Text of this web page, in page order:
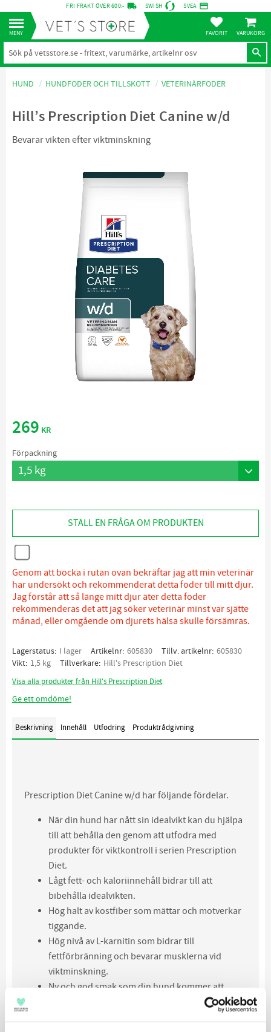
Meny
FRI FRAKT ÖVER 600:- local_shipping SWISH SVEA credit_card
FAVORITER
HUND HUNDFODER OCH TILLSKOTT VETERINÄRFODER
Hill’s Prescription Diet Canine w/d
Bevarar vikten efter viktminskning
269 KR
Förpackning
STÄLL EN FRÅGA OM PRODUKTEN
Genom att bocka i rutan ovan bekräftar jag att min veterinär
har undersökt och rekommenderat detta foder till mitt djur.
Jag förstår att så länge mitt djur äter detta foder
rekommenderas det att jag söker veterinär minst var sjätte
månad, eller omgående om djurets hälsa skulle försämras.
Lagerstatus I lager Artikelnr 605830 Tillv. artikelnr 605830
Vikt 1,5 kg Tillverkare Hill's Prescription Diet
Visa alla produkter från Hill's Prescription Diet
Ge ett omdöme!
Beskrivning Innehåll Utfodring Produktrådgivning
Prescription Diet Canine w/d har följande fördelar.
När din hund har nått sin idealvikt kan du hjälpa
till att behålla den genom att utfodra med
produkter för viktkontroll i serien Prescription
Diet.
Lågt fett- och kaloriinnehåll bidrar till att
bibehålla idealvikten.
Hög halt av kostfiber som mättar och motverkar
tiggande.
Hög nivå av L-karnitin som bidrar till
fettförbränning och bevarar musklerna vid
viktminskning.
Ny och god smak som din hund kommer att